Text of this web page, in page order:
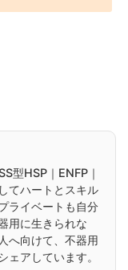
型HSP｜ENFP｜
てハートとスキル
ライベートも自分
用に生きられな
へ向けて、不器用
ェアしています。